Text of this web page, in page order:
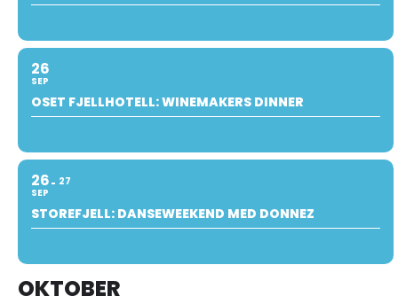
26
SEP
OSET FJELLHOTELL: WINEMAKERS DINNER
26
SEP
27
STOREFJELL: DANSEWEEKEND MED DONNEZ
OKTOBER